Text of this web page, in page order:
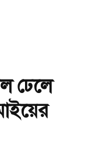
ঢেলে